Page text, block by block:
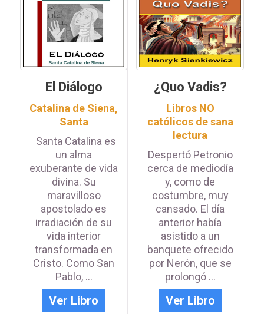
El Diálogo
Catalina de Siena,
Santa
Santa Catalina es
un alma
exuberante de vida
divina. Su
maravilloso
apostolado es
irradiación de su
vida interior
transformada en
Cristo. Como San
Pablo, ...
Ver Libro
¿Quo Vadis?
Libros NO
católicos de sana
lectura
Despertó Petronio
cerca de mediodía
y, como de
costumbre, muy
cansado. El día
anterior había
asistido a un
banquete ofrecido
por Nerón, que se
prolongó ...
Ver Libro